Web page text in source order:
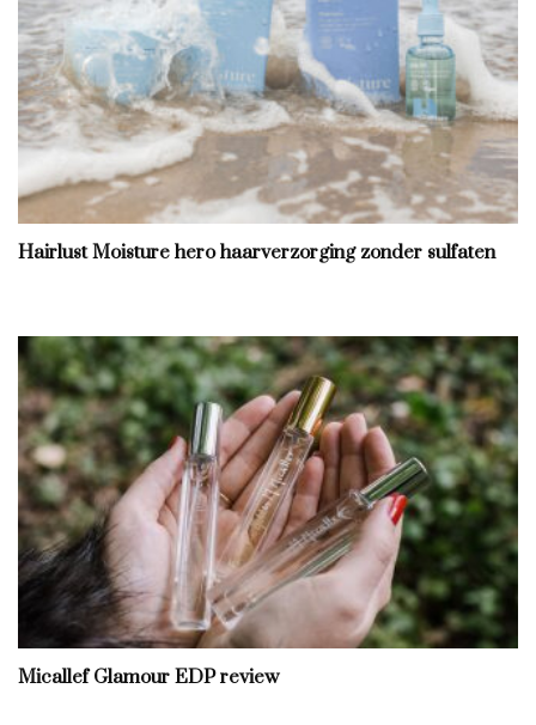
Hairlust Moisture hero haarverzorging zonder sulfaten
Micallef Glamour EDP review